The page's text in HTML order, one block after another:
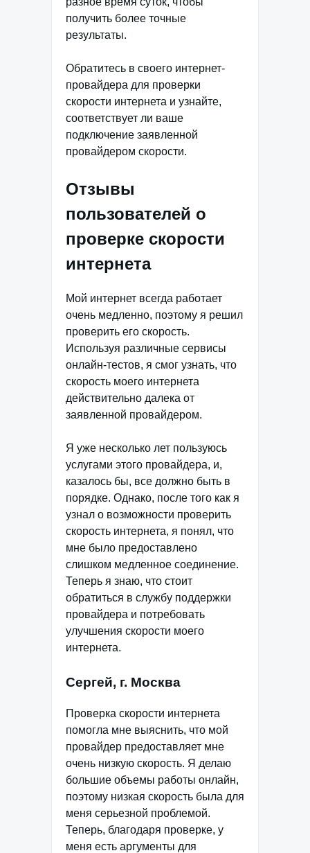
получить более точные
результаты.
Обратитесь в своего интернет-
провайдера для проверки
скорости интернета и узнайте,
соответствует ли ваше
подключение заявленной
провайдером скорости.
Отзывы
пользователей о
проверке скорости
интернета
Мой интернет всегда работает
очень медленно, поэтому я решил
проверить его скорость.
Используя различные сервисы
онлайн-тестов, я смог узнать, что
скорость моего интернета
действительно далека от
заявленной провайдером.
Я уже несколько лет пользуюсь
услугами этого провайдера, и,
казалось бы, все должно быть в
порядке. Однако, после того как я
узнал о возможности проверить
скорость интернета, я понял, что
мне было предоставлено
слишком медленное соединение.
Теперь я знаю, что стоит
обратиться в службу поддержки
провайдера и потребовать
улучшения скорости моего
интернета.
Сергей, г. Москва
Проверка скорости интернета
помогла мне выяснить, что мой
провайдер предоставляет мне
очень низкую скорость. Я делаю
большие объемы работы онлайн,
поэтому низкая скорость была для
меня серьезной проблемой.
Теперь, благодаря проверке, у
меня есть аргументы для